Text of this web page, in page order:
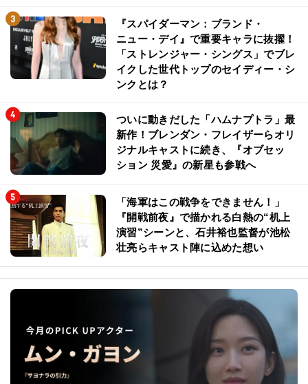
『スパイダーマン：ブランド・
ニュー・デイ』で重要キャラに抜擢！
「ストレンジャー・シングス」でブレ
イクした世代トップのセイディー・シ
ンクとは？
ついに動きだした「ハムナプトラ」最
新作！ブレンダン・フレイザーらオリ
ジナルキャストに続き、『オブセッ
ション 災愛』の新星も参戦へ
「海軍はこの戦争をできません！」
『開戦前夜』で描かれる白熱の“机上
演習”シーンと、石井裕也監督が池松
壮亮らキャスト陣に込めた想い